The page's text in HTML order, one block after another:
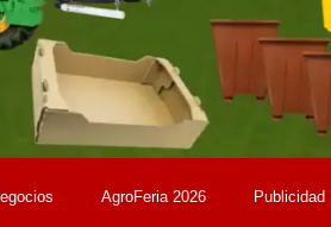
AgroFeria 2026 Publicidad